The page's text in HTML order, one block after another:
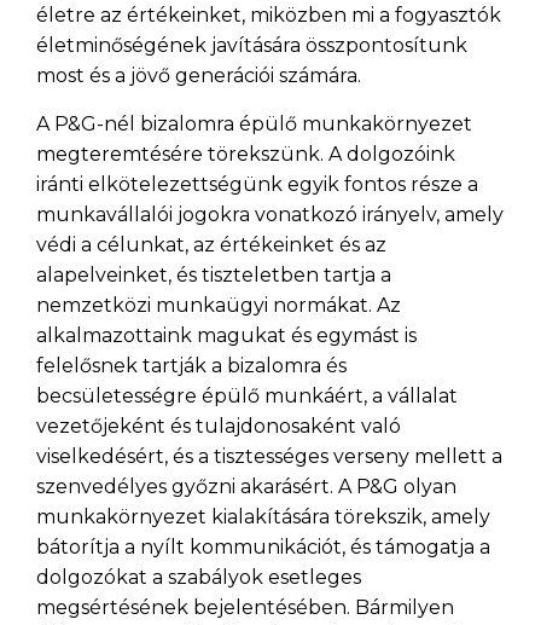
életre az értékeinket, miközben mi a fogyasztók
életminőségének javítására összpontosítunk
most és a jövő generációi számára.
A P&G-nél bizalomra épülő munkakörnyezet
megteremtésére törekszünk. A dolgozóink
iránti elkötelezettségünk egyik fontos része a
munkavállalói jogokra vonatkozó irányelv, amely
védi a célunkat, az értékeinket és az
alapelveinket, és tiszteletben tartja a
nemzetközi munkaügyi normákat. Az
alkalmazottaink magukat és egymást is
felelősnek tartják a bizalomra és
becsületességre épülő munkáért, a vállalat
vezetőjeként és tulajdonosaként való
viselkedésért, és a tisztességes verseny mellett a
szenvedélyes győzni akarásért. A P&G olyan
munkakörnyezet kialakítására törekszik, amely
bátorítja a nyílt kommunikációt, és támogatja a
dolgozókat a szabályok esetleges
megsértésének bejelentésében. Bármilyen